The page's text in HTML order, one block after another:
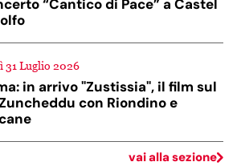
“Cantico di Pace” a Castel
31 Luglio 2026
in arrivo "Zustissia", il film sul
con Riondino e
vai alla sezione